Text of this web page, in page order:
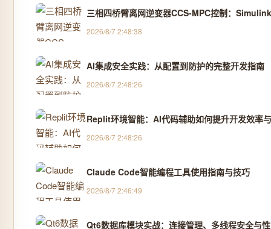
三相四桥臂离网逆变器CCS-MPC控制：
2026/8/7 2:48:38
AI集成安全实践：从配置到防护的完整开发指南
2026/8/7 2:48:26
Replit环境智能：AI代码辅助如何提升开发效率
2026/8/7 2:48:26
Claude Code智能编程工具使用指南与技巧
2026/8/7 2:46:49
Qt6数据库模块实战：连接管理、多线程安全与